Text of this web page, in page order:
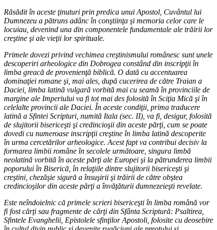
Răsădit în aceste ţinuturi prin predica unui Apostol, Cuvântul lui
Dumnezeu a pătruns adânc în conştiinţa şi memoria celor care le
locuiau, devenind una din componentele fundamentale ale trăirii lor
creştine şi ale vieţii lor spirituale.
Primele dovezi privind vechimea creştinismului românesc sunt unele
descoperiri arheologice din Dobrogea constând din inscripţii în
limba greacă de provenienţă biblică. O dată cu accentuarea
dominaţiei romane şi, mai ales, după cucerirea de către Traian a
Daciei, limba latină vulgară vorbită mai cu seamă în provinciile de
margine ale Imperiului va fi tot mai des folosită în Sciţia Mică şi în
celelalte provincii ale Daciei. În aceste condiţii, prima traducere
latină a Sfintei Scripturi, numită Itala (sec. II), va fi, desigur, folosită
de slujitorii bisericeşti şi credincioşii din aceste părţi, cum se poate
dovedi cu numeroase inscripţii creştine în limba latină descoperite
în urma cercetărilor arheologice. Acest fapt va contribui decisiv la
formarea limbii române în secolele următoare, singura limbă
neolatină vorbită în aceste părţi ale Europei şi la pătrunderea limbii
poporului în Biserică, în relaţiile dintre slujitorii bisericeşti şi
creştini, chezăşie sigură a însuşirii şi trăirii de către obştea
credincioşilor din aceste părţi a învăţăturii dumnezeieşti revelate.
Este neîndoielnic că primele scrieri bisericeşti în limba română vor
fi fost cărţi sau fragmente de cărţi din Sfânta Scriptură: Psaltirea,
Sfintele Evanghelii, Epistolele sfinţilor Apostoli, folosite cu deosebire